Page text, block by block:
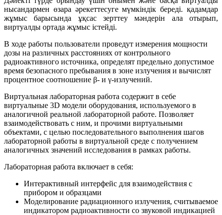
нысандармен өзара әрекеттесуге мүмкіндік береді. қадамдар
жұмыс барысында ұқсас зерттеу мәндерін ала отырып,
виртуалды ортада жұмыс істейді.
В ходе работы пользователи проведут измерения мощности
дозы на различных расстояниях от контрольного
радиоактивного источника, определят предельно допустимое
время безопасного пребывания в зоне излучения и вычислят
процентное соотношение β- и γ-излучений.
Виртуальная лабораторная работа содержит в себе
виртуальные 3D модели оборудования, используемого в
аналогичной реальной лабораторной работе. Позволяет
взаимодействовать с ним, и прочими виртуальными
объектами, с целью последовательного выполнения шагов
лабораторной работы в виртуальной среде с получением
аналогичных значений исследования в рамках работы.
Лабораторная работа включает в себя:
Интерактивный интерфейс для взаимодействия с
прибором и образцами
Моделирование радиационного излучения, считываемое
индикатором радиоактивности со звуковой индикацией